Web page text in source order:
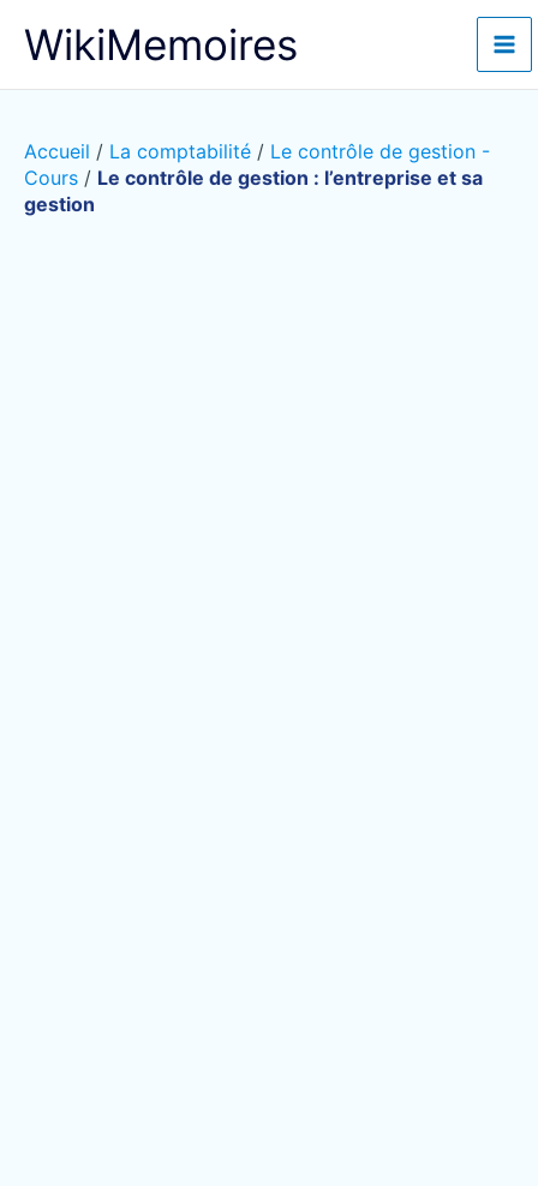
WikiMemoires
Accueil / La comptabilité / Le contrôle de gestion -
Cours / Le contrôle de gestion : l’entreprise et sa
gestion